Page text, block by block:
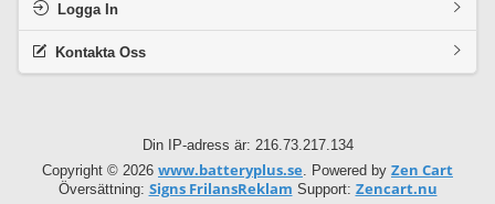
Logga In
Kontakta Oss
Din IP-adress är: 216.73.217.134
Copyright © 2026 www.batteryplus.se. Powered by Zen Cart
Översättning: Signs FrilansReklam Support: Zencart.nu